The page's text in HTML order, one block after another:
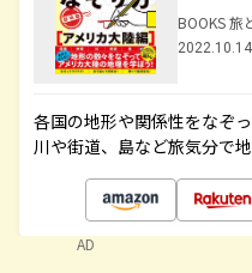
BOOKS 旅
各国の地形や関係性をなぞ
川や街道、島など旅気分で
AD